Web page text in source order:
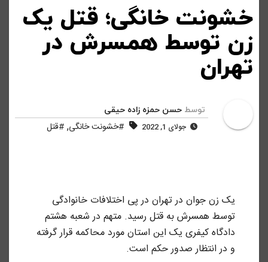
خشونت خانگی؛ قتل یک
زن توسط همسرش در
تهران
توسط حسن حمزه زاده حیقی
جولای 1, 2022 #خشونت خانگی, #قتل
یک زن جوان در تهران در پی اختلافات خانوادگی
توسط همسرش به قتل رسید. متهم در شعبه هشتم
دادگاه کیفری یک این استان مورد محاکمه قرار گرفته
و در انتظار صدور حکم است.